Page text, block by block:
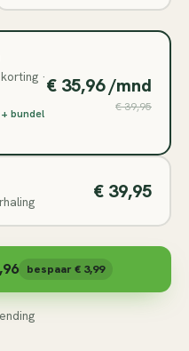
·
bundel
€ 35,96 /mnd
€ 39,95
€ 39,95
bespaar € 3,99